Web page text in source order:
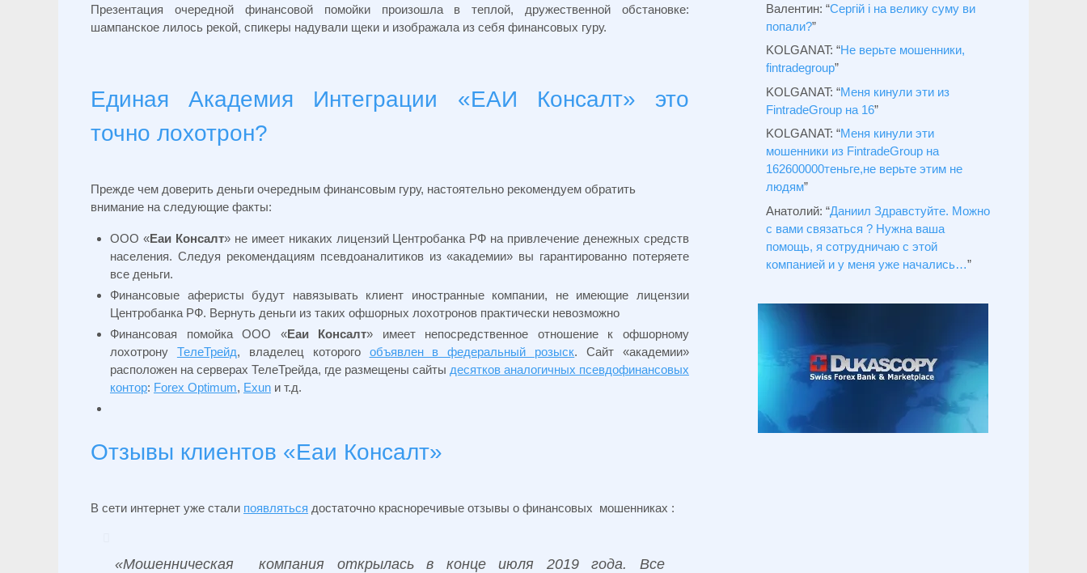
Презентация очередной финансовой помойки произошла в теплой, дружественной обстановке:
шампанское лилось рекой, спикеры надували щеки и изображала из себя финансовых гуру.
Единая Академия Интеграции «ЕАИ Консалт» это
точно лохотрон?
Прежде чем доверить деньги очередным финансовым гуру, настоятельно рекомендуем обратить
внимание на следующие факты:
ООО «Еаи Консалт» не имеет никаких лицензий Центробанка РФ на привлечение денежных средств
населения. Следуя рекомендациям псевдоаналитиков из «академии» вы гарантированно потеряете
все деньги.
Финансовые аферисты будут навязывать клиент иностранные компании, не имеющие лицензии
Центробанка РФ. Вернуть деньги из таких офшорных лохотронов практически невозможно
Финансовая помойка ООО «Еаи Консалт» имеет непосредственное отношение к офшорному
лохотрону ТелеТрейд, владелец которого объявлен в федеральный розыск. Сайт «академии»
расположен на серверах ТелеТрейда, где размещены сайты десятков аналогичных псевдофинансовых
контор: Forex Optimum, Exun и т.д.
Отзывы клиентов «Еаи Консалт»
В сети интернет уже стали появляться достаточно красноречивые отзывы о финансовых мошенниках :
«Мошенническая компания открылась в конце июля 2019 года. Все
Валентин: “Сергій і на велику суму ви
попали?”
KOLGANAT: “Не верьте мошенники,
fintradegroup”
KOLGANAT: “Меня кинули эти из
FintradeGroup на 16”
KOLGANAT: “Меня кинули эти
мошенники из FintradeGroup на
162600000теньге,не верьте этим не
людям”
Анатолий: “Даниил Здравстуйте. Можно
с вами связаться ? Нужна ваша
помощь, я сотрудничаю с этой
компанией и у меня уже начались…”